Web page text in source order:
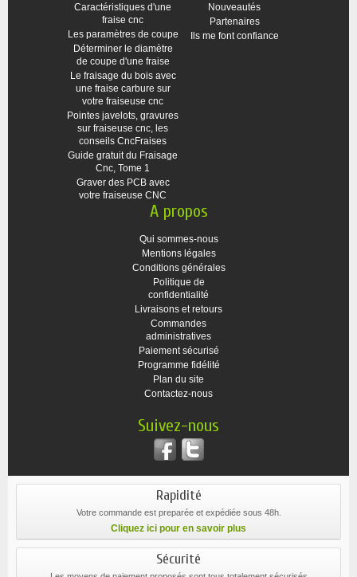
Caractéristiques d'une
fraise cnc
Les paramètres de coupe
Déterminer le diamètre
de coupe d'une fraise
Le fraisage du bois avec
une fraise carbure sur
votre fraiseuse cnc
Pointes javelots, gravures
sur fraiseuse cnc, les
conseils CncFraises
Guide gratuit du Fraisage
Cnc, Tome 1
Graver des PCB avec
votre fraiseuse CNC
Nouveautés
Partenaires
Ils me font confiance
A propos
Qui sommes-nous
Mentions légales
Conditions générales
Politique de
confidentialité
Livraisons et retours
Commandes
administratives
Paiement sécurisé
Programme fidélité
Plan du site
Contactez-nous
Suivez-nous
Rapidité
Votre commande est preparée et expédiée sous 48h.
Cliquez ici pour en savoir plus
Sécurité